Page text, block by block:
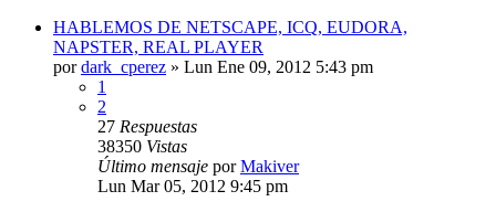
HABLEMOS DE NETSCAPE, ICQ, EUDORA,
NAPSTER, REAL PLAYER
pordark_cperez » Lun Ene 09, 2012 5:43 pm
1
2
27 Respuestas
38350 Vistas
Último mensaje porMakiver
Lun Mar 05, 2012 9:45 pm